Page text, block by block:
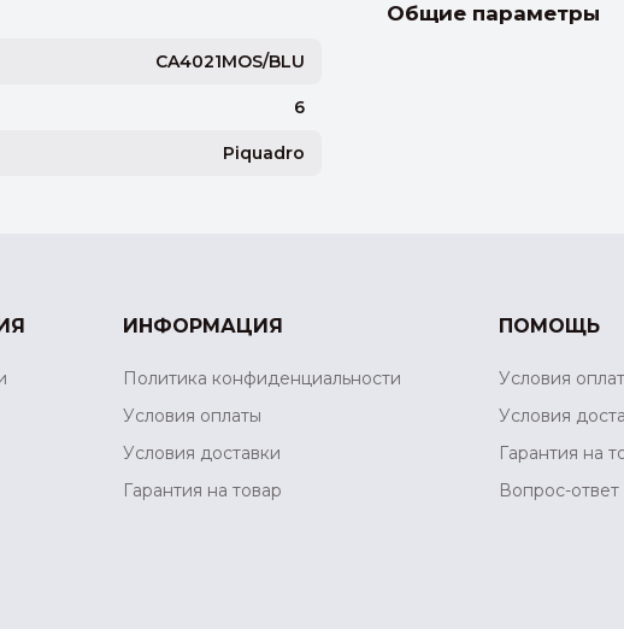
CA4021MOS/BLU
6
Piquadro
Общие параметры
ИНФОРМАЦИЯ
Политика конфиденциальности
Условия оплаты
Условия доставки
Гарантия на товар
ПОМОЩЬ
Условия
Условия
Гарантия на
Вопрос-ответ